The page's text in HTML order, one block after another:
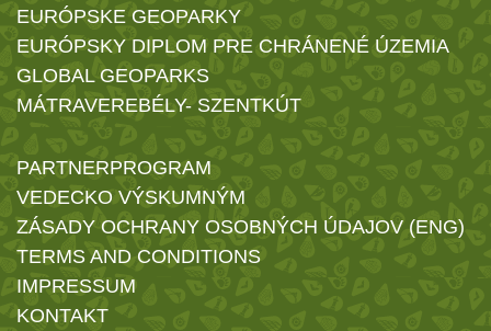
EURÓPSKE GEOPARKY
EURÓPSKY DIPLOM PRE CHRÁNENÉ ÚZEMIA
GLOBAL GEOPARKS
MÁTRAVEREBÉLY- SZENTKÚT
PARTNERPROGRAM
VEDECKO VÝSKUMNÝM
ZÁSADY OCHRANY OSOBNÝCH ÚDAJOV (ENG)
TERMS AND CONDITIONS
IMPRESSUM
KONTAKT